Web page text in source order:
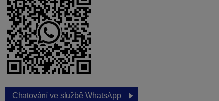
Chatování ve službě WhatsApp